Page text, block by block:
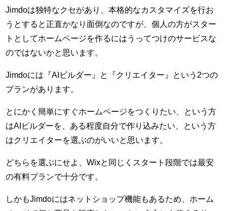
Jimdoは独特なクセがあり、本格的なカスタマイズを行お
うとすると正直かなり面倒なのですが、個人の方がスター
トとしてホームページを作るにはうってつけのサービスな
のではないかと思います。
Jimdoには『AIビルダー』と『クリエイター』という2つの
プランがあります。
とにかく簡単にすぐホームページをつくりたい、という方
はAIビルダーを、ある程度自分で作り込みたい、という方
はクリエイターを選ぶのがいいと思います。
どちらを選ぶにせよ、Wixと同じくスタート段階では最安
の有料プランで十分です。
しかもJimdoにはネットショップ機能もあるため、ホーム